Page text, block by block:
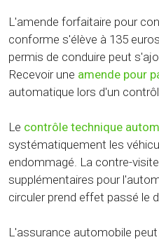
L'amende forfaitaire pour
conforme s'élève à 135
permis de conduire peut
Recevoir une amende pour
automatique lors d'un
Le contrôle technique
systématiquement les
endommagé. La contre-
supplémentaires pour
circuler prend effet passé le
L'assurance automobile